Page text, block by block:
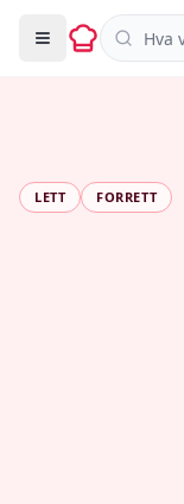
Søk i
LETT FORRETT